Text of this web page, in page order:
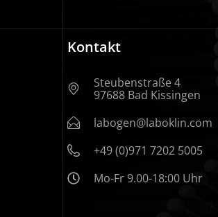
Kontakt
Steubenstraße 4
97688 Bad Kissingen
labogen@laboklin.com
+49 (0)971 7202 5005
Mo-Fr 9.00-18:00 Uhr